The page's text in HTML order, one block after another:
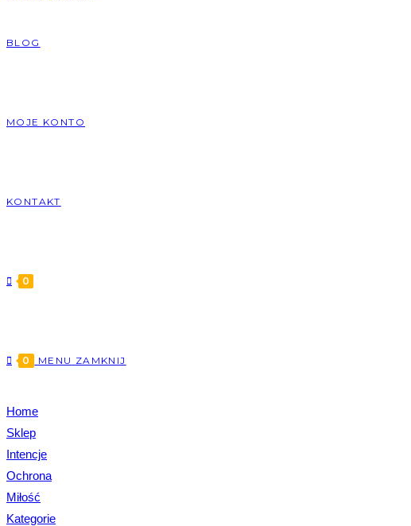
BLOG
MOJE KONTO
KONTAKT
0
0 MENU ZAMKNIJ
Home
Sklep
Intencje
Ochrona
Miłość
Kategorie